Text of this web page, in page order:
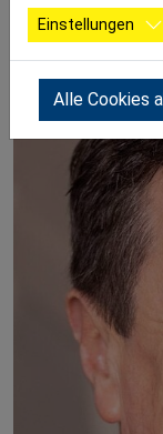
Einstellungen
Alle Cookies